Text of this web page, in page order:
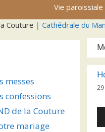
Vie paroissiale
Couture | Cathédrale du
messes
confessions
de la Couture
mariage